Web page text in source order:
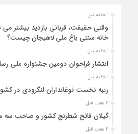
1 هفته قبل
وقتی حقیقت، قربانی بازدید بیشتر
خانه سنتی باغ ملی لاهیجان چیست؟
1 هفته قبل
انتشار فراخوان دومین جشنواره ملی
1 هفته قبل
رتبه نخست نوغانداران لنگرودی در
2 هفته قبل
گیلان فاتح شطرنج کشور و صاحب
2 هفته قبل